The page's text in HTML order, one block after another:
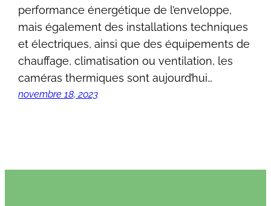
performance énergétique de l’enveloppe,
mais également des installations techniques
et électriques, ainsi que des équipements de
chauffage, climatisation ou ventilation, les
caméras thermiques sont aujourd’hui…
novembre 18, 2023